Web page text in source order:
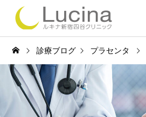
診療ブログ プラセンタ